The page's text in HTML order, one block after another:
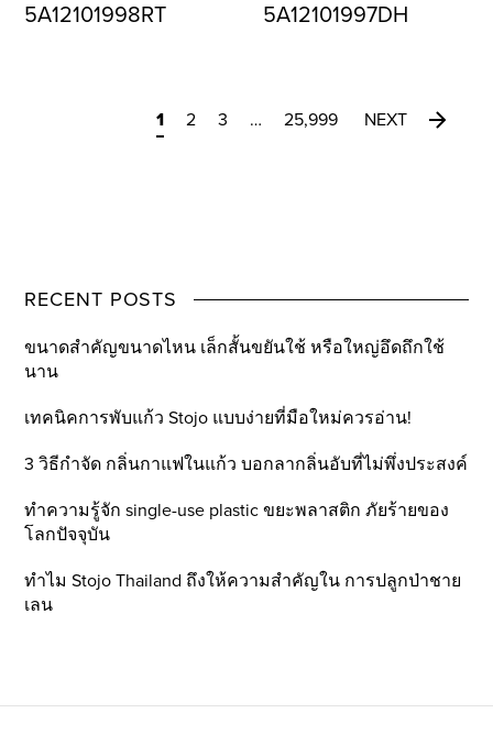
5A12101998RT 5A12101997DH
1 2 3 … 25,999 NEXT
RECENT POSTS
ขนาดสำคัญขนาดไหน เล็กสั้นขยันใช้ หรือใหญ่อึดถึกใช้
นาน
เทคนิคการพับแก้ว Stojo แบบง่ายที่มือใหม่ควรอ่าน!
3 วิธีกำจัด กลิ่นกาแฟในแก้ว บอกลากลิ่นอับที่ไม่พึ่งประสงค์
ทำความรู้จัก single-use plastic ขยะพลาสติก ภัยร้ายของ
โลกปัจจุบัน
ทำไม Stojo Thailand ถึงให้ความสำคัญใน การปลูกป่าชาย
เลน